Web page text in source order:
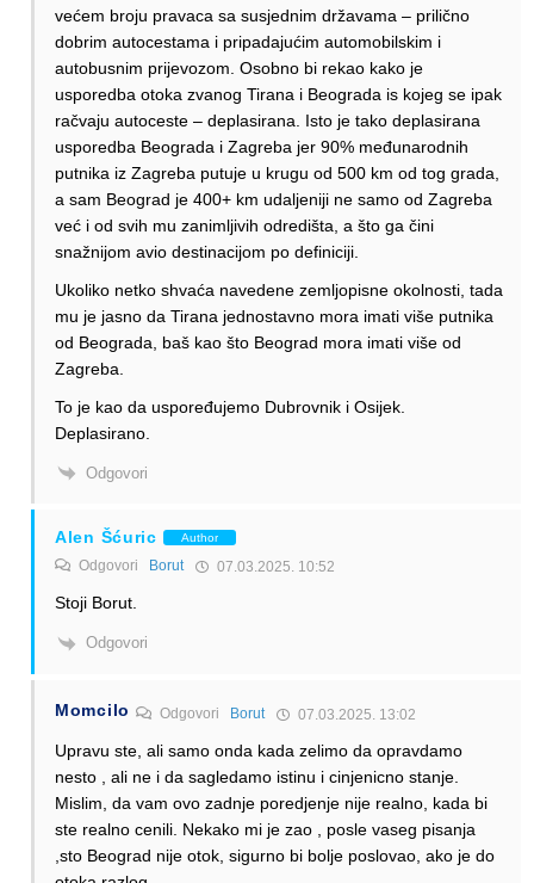
većem broju pravaca sa susjednim državama – prilično
dobrim autocestama i pripadajućim automobilskim i
autobusnim prijevozom. Osobno bi rekao kako je
usporedba otoka zvanog Tirana i Beograda is kojeg se ipak
račvaju autoceste – deplasirana. Isto je tako deplasirana
usporedba Beograda i Zagreba jer 90% međunarodnih
putnika iz Zagreba putuje u krugu od 500 km od tog grada,
a sam Beograd je 400+ km udaljeniji ne samo od Zagreba
već i od svih mu zanimljivih odredišta, a što ga čini
snažnijom avio destinacijom po definiciji.
Ukoliko netko shvaća navedene zemljopisne okolnosti, tada
mu je jasno da Tirana jednostavno mora imati više putnika
od Beograda, baš kao što Beograd mora imati više od
Zagreba.
To je kao da uspoređujemo Dubrovnik i Osijek.
Deplasirano.
Odgovori
Alen Šćuric Author
Odgovori Borut 07.03.2025. 10:52
Stoji Borut.
Odgovori
Momcilo Odgovori Borut 07.03.2025. 13:02
Upravu ste, ali samo onda kada zelimo da opravdamo
nesto , ali ne i da sagledamo istinu i cinjenicno stanje.
Mislim, da vam ovo zadnje poredjenje nije realno, kada bi
ste realno cenili. Nekako mi je zao , posle vaseg pisanja
,sto Beograd nije otok, sigurno bi bolje poslovao, ako je do